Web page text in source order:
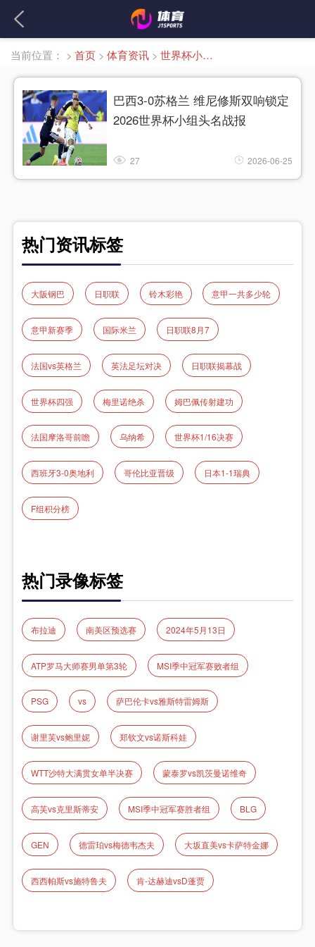
当前位置： > 首页 > 体育资讯 > 世界杯小组头名
巴西3-0苏格兰 维尼修斯双响锁定
2026世界杯小组头名战报
27 2026-06-25
热门资讯标签
大阪钢巴 日职联 铃木彩艳 意甲一共多少轮
意甲新赛季 国际米兰 日职联8月7
法国vs英格兰 英法足坛对决 日职联揭幕战
世界杯四强 梅里诺绝杀 姆巴佩传射建功
法国摩洛哥前瞻 乌纳希 世界杯1/16决赛
西班牙3-0奥地利 哥伦比亚晋级 日本1-1瑞典
F组积分榜
热门录像标签
布拉迪 南美区预选赛 2024年5月13日
ATP罗马大师赛男单第3轮 MSI季中冠军赛败者组
PSG vs 萨巴伦卡vs雅斯特雷姆斯
谢里芙vs鲍里妮 郑钦文vs诺斯科娃
WTT沙特大满贯女单半决赛 蒙泰罗vs凯茨曼诺维奇
高芙vs克里斯蒂安 MSI季中冠军赛胜者组 BLG
GEN 德雷珀vs梅德韦杰夫 大坂直美vs卡萨特金娜
西西帕斯vs施特鲁夫 肯-达赫迪vsD蓬贾